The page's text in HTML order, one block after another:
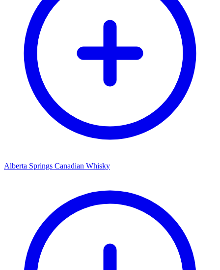
Alberta Springs Canadian Whisky